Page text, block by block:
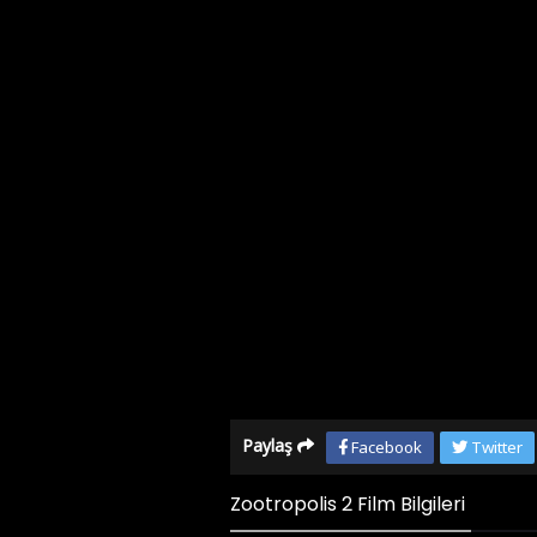
Paylaş Facebook Twitter
Zootropolis 2 Film Bilgileri